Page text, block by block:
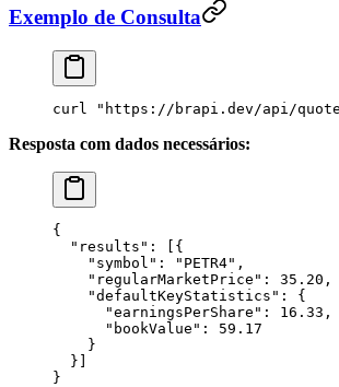
Exemplo de Consulta
curl " https://brapi.dev/api/
Resposta com dados necessários:
{
  "
results " : [{
    "
symbol " : " PETR4" ,
    "
regularMarketPrice " : 35.20 ,
    "
defaultKeyStatistics " : {
      "
earningsPerShare " : 16.33 ,
      "
bookValue " : 59.17
    }
  }]
}